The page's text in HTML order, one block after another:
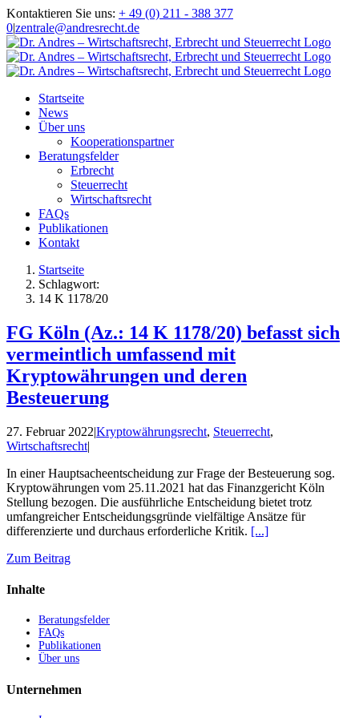
Zum
Inhalt
springen
Kontaktieren Sie uns: + 49 (0) 211 - 388 377
0|zentrale@andresrecht.de
Startseite
News
Über uns
Kooperationspartner
Beratungsfelder
Erbrecht
Steuerrecht
Wirtschaftsrecht
FAQs
Publikationen
Kontakt
Startseite
Schlagwort:
14 K 1178/20
FG Köln (Az.: 14 K 1178/20) befasst sich
vermeintlich umfassend mit
Kryptowährungen und deren
Besteuerung
27. Februar 2022|Kryptowährungsrecht, Steuerrecht,
Wirtschaftsrecht|
In einer Hauptsacheentscheidung zur Frage der Besteuerung sog.
Kryptowährungen vom 25.11.2021 hat das Finanzgericht Köln
Stellung bezogen. Die ausführliche Entscheidung bietet trotz
umfangreicher Entscheidungsgründe vielfältige Ansätze für
differenzierte und durchaus erforderliche Kritik. [...]
Zum Beitrag
Inhalte
Beratungsfelder
FAQs
Publikationen
Über uns
Unternehmen